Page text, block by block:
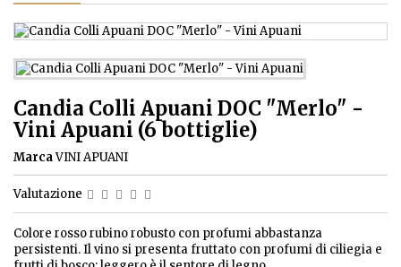
Candia Colli Apuani DOC "Merlo" -
Vini Apuani (6 bottiglie)
MarcaVINI APUANI
Valutazione
Colore rosso rubino robusto con profumi abbastanza
persistenti. Il vino si presenta fruttato con profumi di ciliegia e